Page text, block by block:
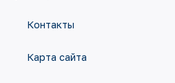
Контакты
Карта сайта